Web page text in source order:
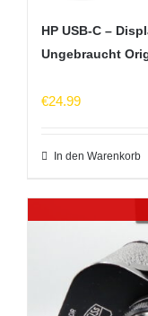
HP USB-C –
Ungebraucht
€24.99
In den Warenkorb